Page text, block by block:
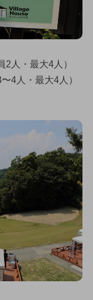
人・最大4人）
4人・最大4人）